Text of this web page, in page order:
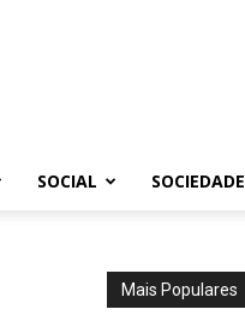
SOCIAL SOCIEDADE
Mais Populares